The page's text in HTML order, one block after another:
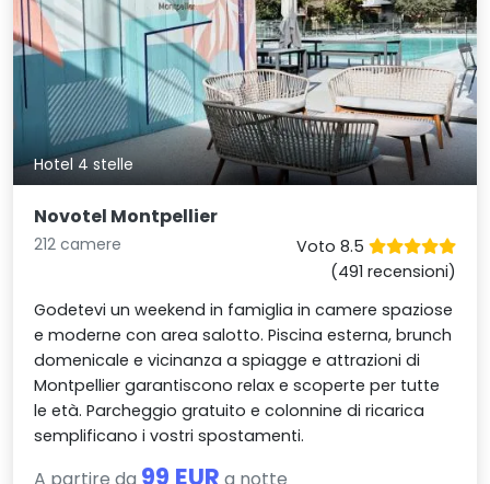
Hotel 4 stelle
Novotel Montpellier
212 camere
Voto 8.5
(491 recensioni)
Godetevi un weekend in famiglia in camere spaziose
e moderne con area salotto. Piscina esterna, brunch
domenicale e vicinanza a spiagge e attrazioni di
Montpellier garantiscono relax e scoperte per tutte
le età. Parcheggio gratuito e colonnine di ricarica
semplificano i vostri spostamenti.